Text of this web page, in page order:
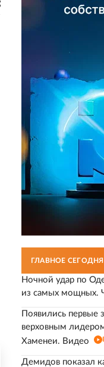
ГЛАВНОЕ
Ночной удар по
из самых мощных.
Появились первые
верховным
Хаменеи. Видео
Демидов показал